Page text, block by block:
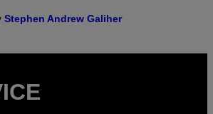
Stephen Andrew Galiher